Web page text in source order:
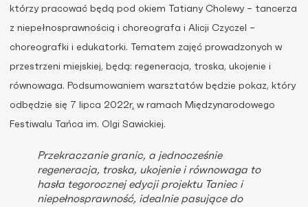
którzy pracować będą pod okiem Tatiany Cholewy – tancerza
z niepełnosprawnością i choreografa i Alicji Czyczel –
choreografki i edukatorki. Tematem zajęć prowadzonych w
przestrzeni miejskiej, będą: regeneracja, troska, ukojenie i
równowaga. Podsumowaniem warsztatów będzie pokaz, który
odbędzie się 7 lipca 2022r. w ramach Międzynarodowego
Festiwalu Tańca im. Olgi Sawickiej.
Przekraczanie granic, a jednocześnie
regeneracja, troska, ukojenie i równowaga to
hasła tegorocznej edycji projektu Taniec i
niepełnosprawność, idealnie pasujące do